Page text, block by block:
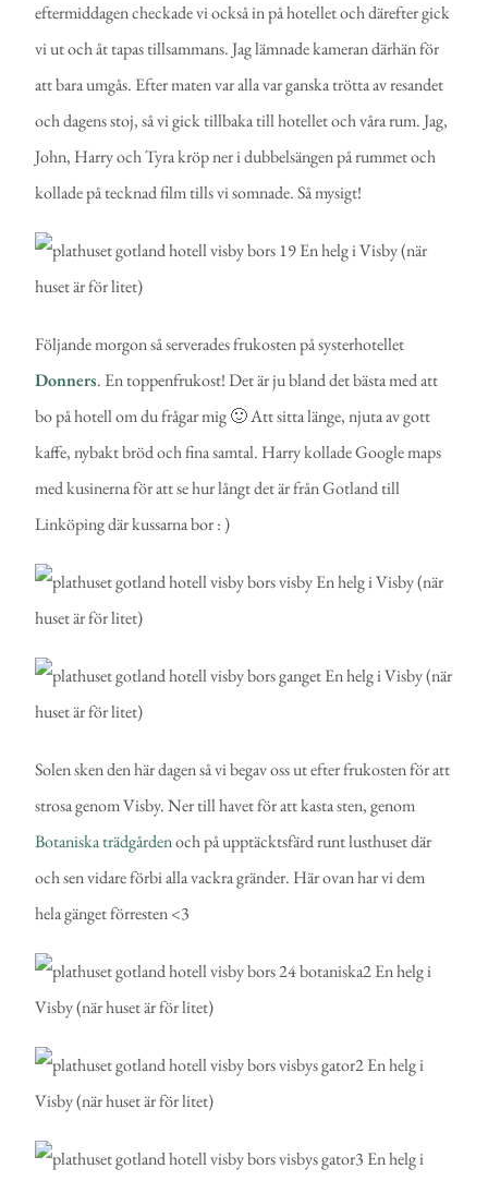
eftermiddagen checkade vi också in på hotellet och därefter gick
vi ut och åt tapas tillsammans. Jag lämnade kameran därhän för
att bara umgås. Efter maten var alla var ganska trötta av resandet
och dagens stoj, så vi gick tillbaka till hotellet och våra rum. Jag,
John, Harry och Tyra kröp ner i dubbelsängen på rummet och
kollade på tecknad film tills vi somnade. Så mysigt!
Följande morgon så serverades frukosten på systerhotellet
Donners. En toppenfrukost! Det är ju bland det bästa med att
bo på hotell om du frågar mig 🙂 Att sitta länge, njuta av gott
kaffe, nybakt bröd och fina samtal. Harry kollade Google maps
med kusinerna för att se hur långt det är från Gotland till
Linköping där kussarna bor : )
Solen sken den här dagen så vi begav oss ut efter frukosten för att
strosa genom Visby. Ner till havet för att kasta sten, genom
Botaniska trädgårdenoch på upptäcktsfärd runt lusthuset där
och sen vidare förbi alla vackra gränder. Här ovan har vi dem
hela gänget förresten <3